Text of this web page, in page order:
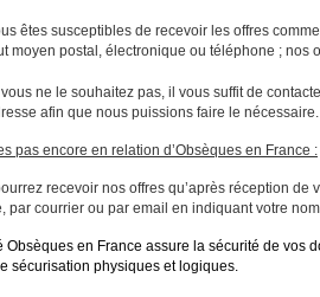
êtes susceptibles de recevoir les offres
moyen postal, électronique ou téléphone ; nos
ne le souhaitez pas, il vous suffit de
afin que nous puissions faire le nécessaire.
pas encore en relation d’Obsèques en France :
recevoir nos offres qu’après réception
par courrier ou par email en indiquant votre
Obsèques en France assure la sécurité de vos
sécurisation physiques et logiques.